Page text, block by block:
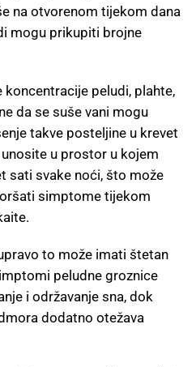
na otvorenom tijekom dana
mogu prikupiti brojne
peludi, plahte,
da se suše vani mogu
takve posteljine u krevet
u prostor u kojem
sati svake noći, što može
simptome tijekom
to može imati štetan
peludne groznice
i održavanje sna, dok
dodatno otežava